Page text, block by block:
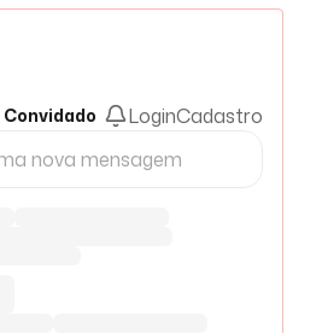
Convidado LoginCadastro